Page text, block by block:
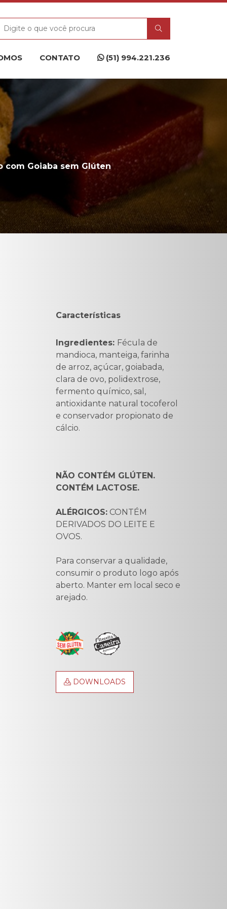
CONTATO (51) 994.221.236
com Goiaba sem Glúten
Características
Ingredientes: Fécula de
mandioca, manteiga, farinha
de arroz, açúcar, goiabada,
clara de ovo, polidextrose,
fermento químico, sal,
antioxidante natural tocoferol
e conservador propionato de
cálcio.
NÃO CONTÉM GLÚTEN.
CONTÉM LACTOSE.
ALÉRGICOS: CONTÉM
DERIVADOS DO LEITE E
OVOS.
Para conservar a qualidade,
consumir o produto logo após
aberto. Manter em local seco e
arejado.
DOWNLOADS